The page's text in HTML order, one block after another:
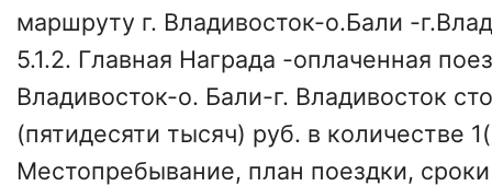
маршруту г. Владивосток-о.Бали -
5.1.2. Главная Награда -оплаченная
Владивосток-о. Бали-г. Владивосток
(пятидесяти тысяч) руб. в количестве
Местопребывание, план поездки,